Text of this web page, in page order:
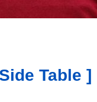
Table ]